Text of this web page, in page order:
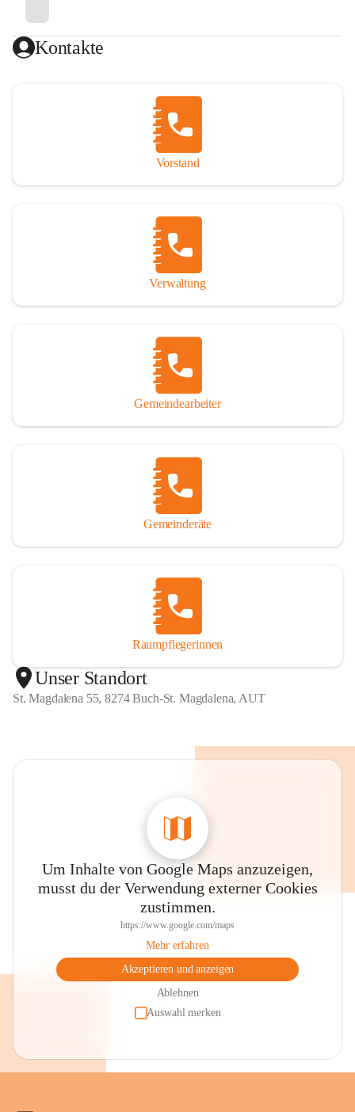
Kontakte
Vorstand
Verwaltung
Gemeindearbeiter
Gemeinderäte
Raumpflegerinnen
Unser Standort
St. Magdalena 55, 8274 Buch-St. Magdalena, AUT
Um Inhalte von Google Maps anzuzeigen,
musst du der Verwendung externer Cookies
zustimmen.
https://www.google.com/maps
Mehr erfahren
Akzeptieren und anzeigen
Ablehnen
Auswahl merken